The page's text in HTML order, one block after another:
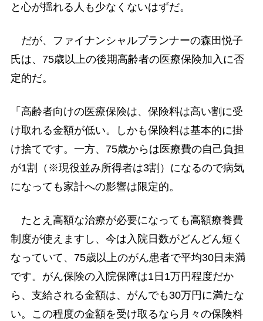
と心が揺れる人も少なくないはずだ。
だが、ファイナンシャルプランナーの森田悦子
氏は、75歳以上の後期高齢者の医療保険加入に否
定的だ。
「高齢者向けの医療保険は、保険料は高い割に受
け取れる金額が低い。しかも保険料は基本的に掛
け捨てです。一方、75歳からは医療費の自己負担
が1割（※現役並み所得者は3割）になるので病気
になっても家計への影響は限定的。
たとえ高額な治療が必要になっても高額療養費
制度が使えますし、今は入院日数がどんどん短く
なっていて、75歳以上のがん患者で平均30日未満
です。がん保険の入院保障は1日1万円程度だか
ら、支給される金額は、がんでも30万円に満たな
い。この程度の金額を受け取るなら月々の保険料